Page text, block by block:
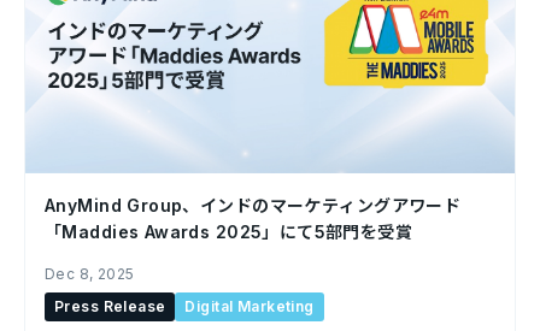
AnyMind Group、インドのマーケティングアワード
「Maddies Awards 2025」にて5部門を受賞
Dec 8, 2025
Press Release
Digital Marketing